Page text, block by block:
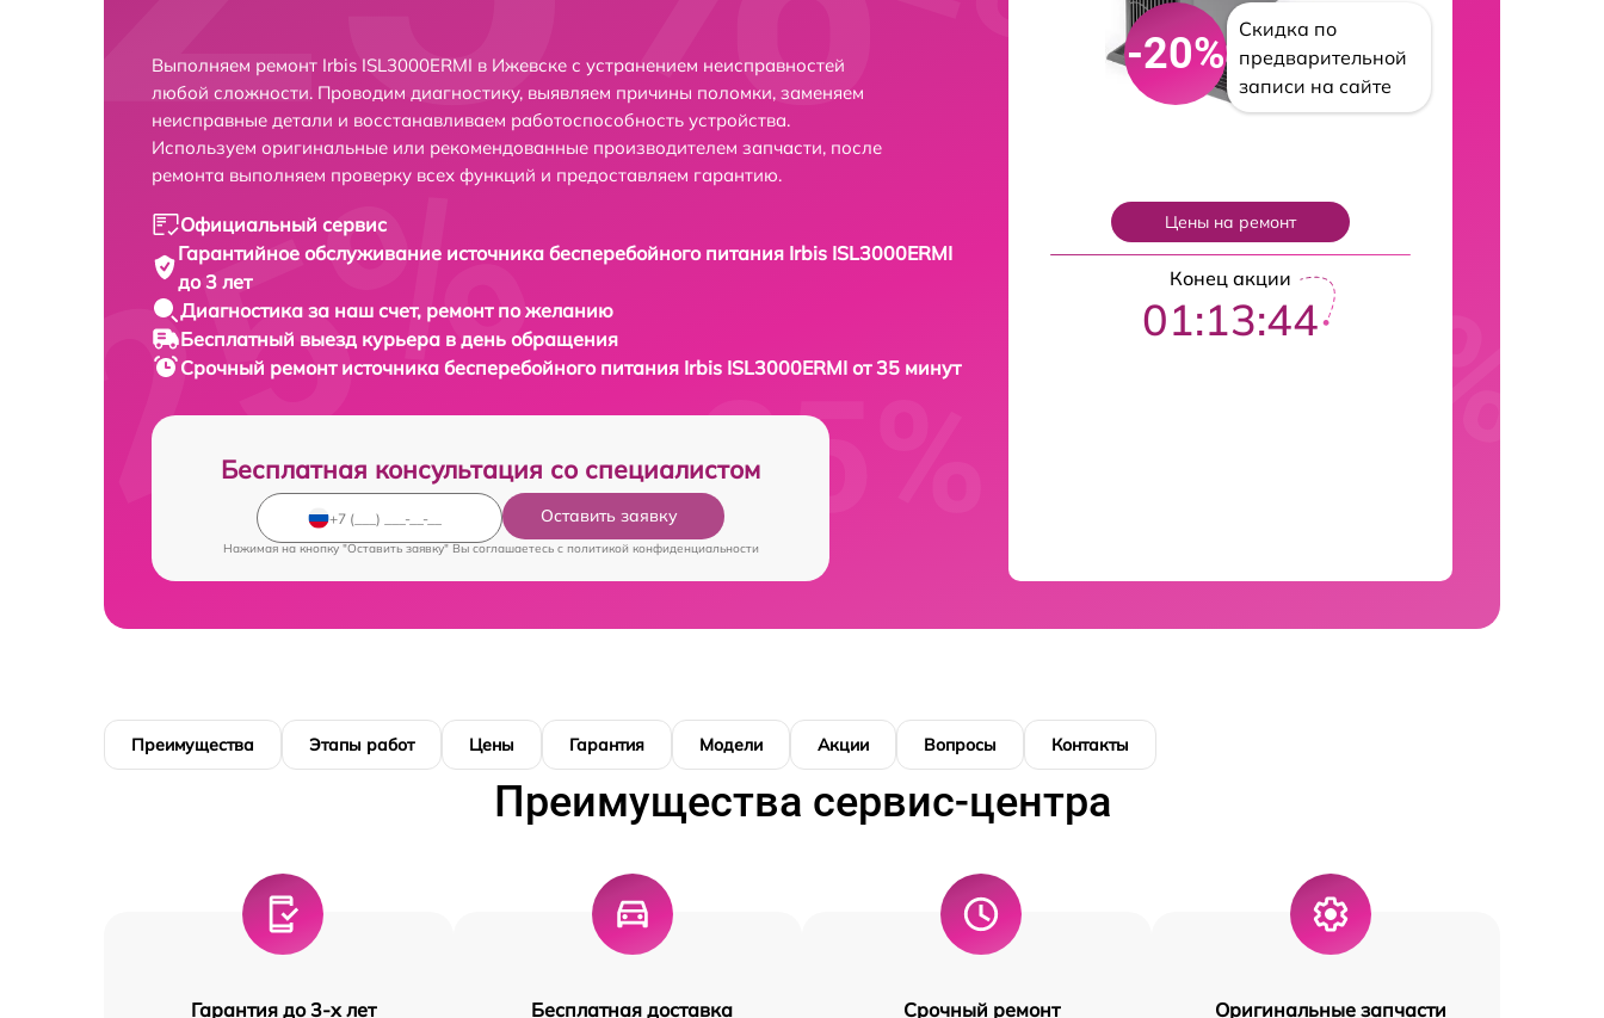
Выполняем ремонт Irbis ISL3000ERMI в Ижевске с устранением неисправностей
любой сложности. Проводим диагностику, выявляем причины поломки, заменяем
неисправные детали и восстанавливаем работоспособность устройства.
Используем оригинальные или рекомендованные производителем запчасти, после
ремонта выполняем проверку всех функций и предоставляем гарантию.
Официальный сервис
Гарантийное обслуживание источника бесперебойного питания Irbis ISL3000ERMI
до 3 лет
Диагностика за наш счет, ремонт по желанию
Бесплатный выезд курьера в день обращения
Срочный ремонт источника бесперебойного питания Irbis ISL3000ERMI от 35 минут
Бесплатная консультация со специалистом
Оставить заявку
Нажимая на кнопку "Оставить заявку" Вы соглашаетесь c политикой конфиденциальности
-20%
Скидка по
предварительной
записи на сайте
Цены на ремонт
Конец акции
01:13:43
Преимущества Этапы работ Цены Гарантия Модели Акции Вопросы Контакты
Преимущества сервис-центра
Гарантия до 3-х лет Бесплатная доставка Срочный ремонт Оригинальные запчасти